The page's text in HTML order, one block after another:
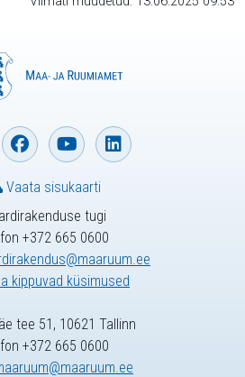
tugi
+372 665 0600
kippuvad küsimused
Vaata sisukaarti
tee 51, 10621 Tallinn
+372 665 0600